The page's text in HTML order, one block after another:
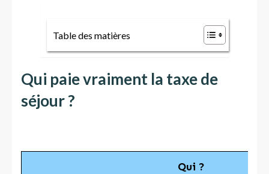
Table des matières
Qui paie vraiment la taxe de
séjour ?
Qui ?